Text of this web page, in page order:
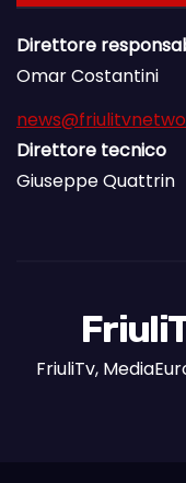
Direttore
Omar Costantini
Direttore tecnico
Giuseppe Quattrin
FriuliTv,